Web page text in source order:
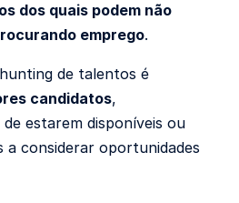
dos quais podem não
emprego.
de talentos é
candidatos,
estarem disponíveis ou
a considerar oportunidades